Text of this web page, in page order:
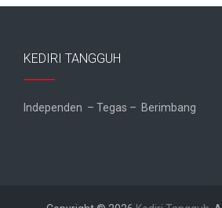
KEDIRI TANGGUH
Independen – Tegas – Berimbang